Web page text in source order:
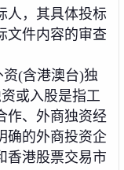
人，其具体投标
文件内容的审查
(含港澳台)独
或入股是指工
作、外商独资经
确的外商投资企
香港股票交易市